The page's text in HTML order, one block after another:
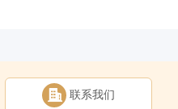
联系我们